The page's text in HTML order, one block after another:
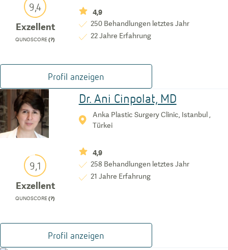
9,4
Exzellent
QUNOSCORE(?)
4,9
250 Behandlungen letztes Jahr
22 Jahre Erfahrung
Profil anzeigen
9,1
Exzellent
QUNOSCORE(?)
Dr. Ani Cinpolat, MD
Anka Plastic Surgery Clinic, Istanbul ,
Türkei
4,9
258 Behandlungen letztes Jahr
21 Jahre Erfahrung
Profil anzeigen